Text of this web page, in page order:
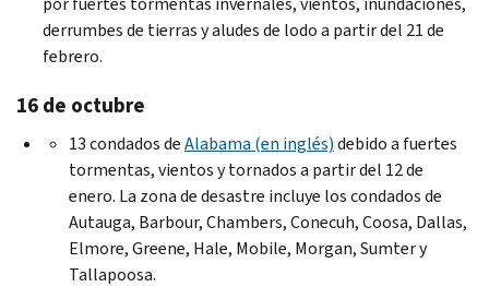
derrumbes de tierras y aludes de lodo a partir del 21 de
febrero.
16 de octubre
13 condados deAlabama (en inglés)debido a fuertes
tormentas, vientos y tornados a partir del 12 de
enero. La zona de desastre incluye los condados de
Autauga, Barbour, Chambers, Conecuh, Coosa, Dallas,
Elmore, Greene, Hale, Mobile, Morgan, Sumtery
Tallapoosa.